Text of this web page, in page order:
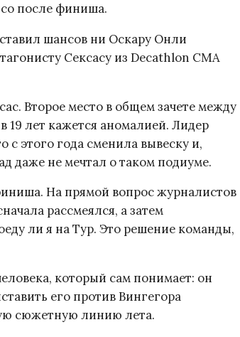
после финиша.
шансов ни Оскару Онли
Сексасу из Decathlon CMA
Второе место в общем зачете между
19 лет кажется аномалией. Лидер
с этого года сменила вывеску и,
даже не мечтал о таком подиуме.
На прямой вопрос журналистов
рассмеялся, а затем
ли я на Тур. Это решение команды,
который сам понимает: он
его против Вингегора
сюжетную линию лета.